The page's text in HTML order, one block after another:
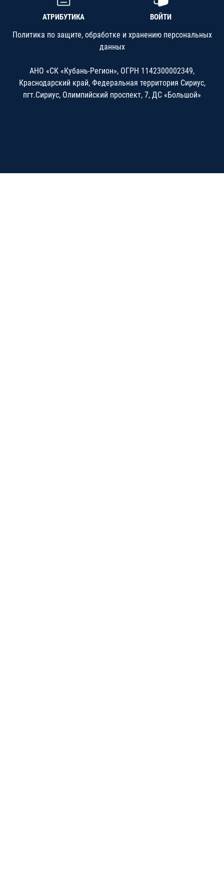
АТРИБУТИКА ВОЙТИ
Политика по защите, обработке и хранению персональных
данных
АНО «СК «Кубань-Регион», ОГРН 1142300002349,
Краснодарский край, Федеральная территория Сириус,
пгт.Сириус, Олимпийский проспект, 7, ДС «Большой»